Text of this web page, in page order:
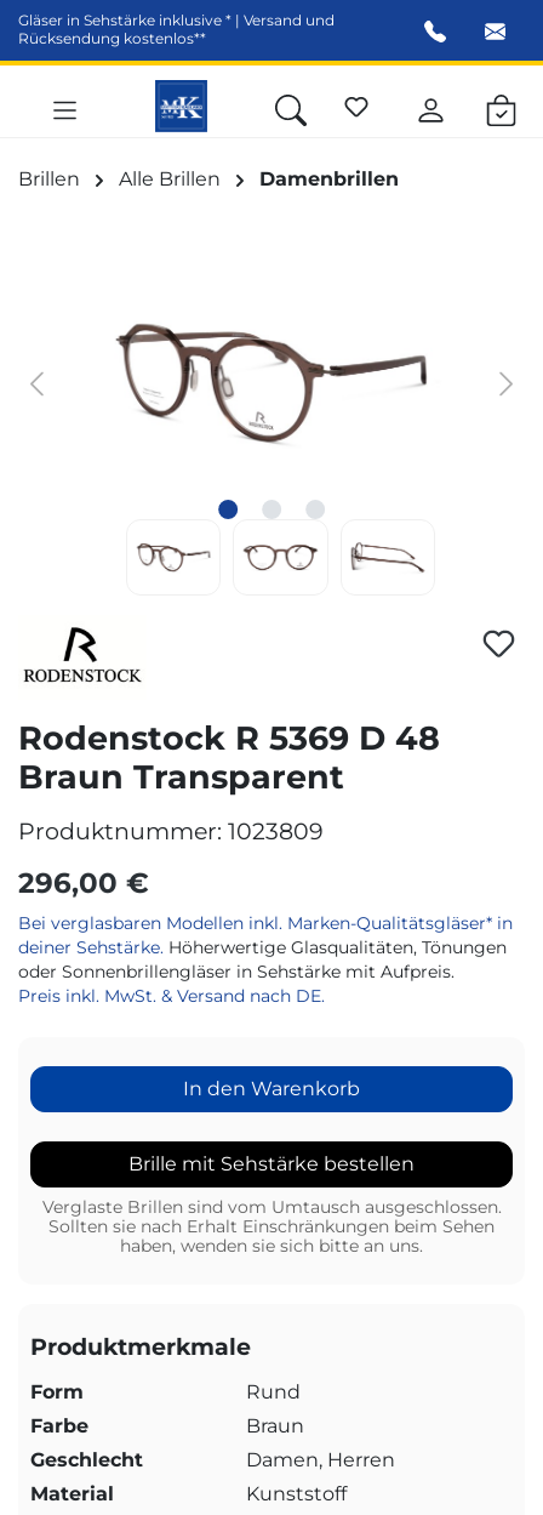
springen
Gläser in Sehstärke inklusive * | Versand und
Rücksendung kostenlos**
Brillen Alle Brillen Damenbrillen
Rodenstock R 5369 D 48
Braun Transparent
Produktnummer: 1023809
296,00 €
Bei verglasbaren Modellen inkl. Marken-Qualitätsgläser* in
deiner Sehstärke. Höherwertige Glasqualitäten, Tönungen
oder Sonnenbrillengläser in Sehstärke mit Aufpreis.
Preis inkl. MwSt. & Versand nach DE.
In den Warenkorb
Brille mit Sehstärke bestellen
Verglaste Brillen sind vom Umtausch ausgeschlossen.
Sollten sie nach Erhalt Einschränkungen beim Sehen
haben, wenden sie sich bitte an uns.
Produktmerkmale
Form
Rund
Farbe
Braun
Geschlecht
Damen, Herren
Material
Kunststoff